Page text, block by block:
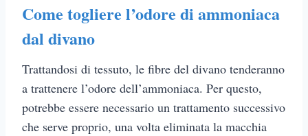
Come togliere l’odore di ammoniaca
dal divano
Trattandosi di tessuto, le fibre del divano tenderanno
a trattenere l’odore dell’ammoniaca. Per questo,
potrebbe essere necessario un trattamento successivo
che serve proprio, una volta eliminata la macchia